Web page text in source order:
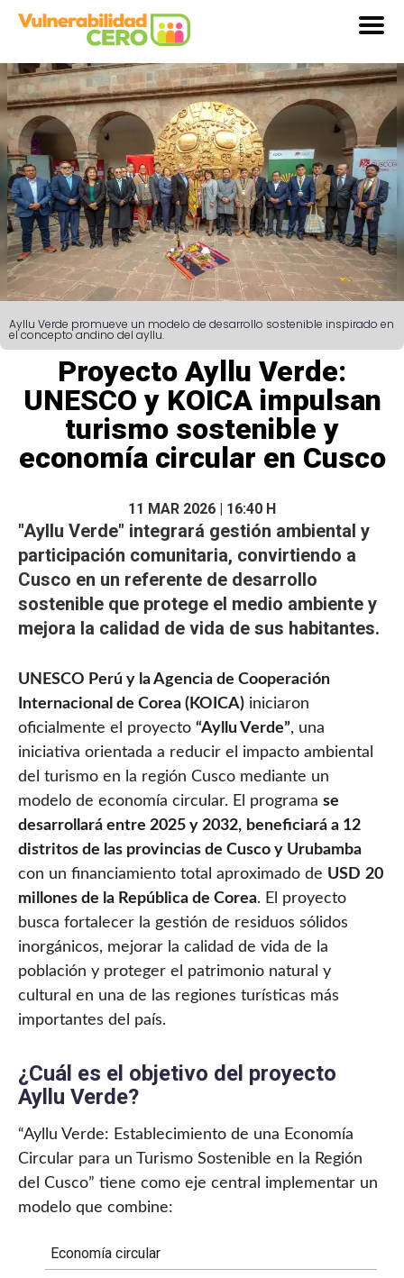
Ayllu Verde promueve un modelo de desarrollo sostenible inspirado en
el concepto andino del ayllu.
Proyecto Ayllu Verde:
UNESCO y KOICA impulsan
turismo sostenible y
economía circular en Cusco
11 MAR 2026 | 16:40 H
"Ayllu Verde" integrará gestión ambiental y
participación comunitaria, convirtiendo a
Cusco en un referente de desarrollo
sostenible que protege el medio ambiente y
mejora la calidad de vida de sus habitantes.
UNESCO Perú y la Agencia de Cooperación
Internacional de Corea (KOICA) iniciaron
oficialmente el proyecto “Ayllu Verde”, una
iniciativa orientada a reducir el impacto ambiental
del turismo en la región Cusco mediante un
modelo de economía circular. El programa se
desarrollará entre 2025 y 2032, beneficiará a 12
distritos de las provincias de Cusco y Urubamba
con un financiamiento total aproximado de USD 20
millones de la República de Corea. El proyecto
busca fortalecer la gestión de residuos sólidos
inorgánicos, mejorar la calidad de vida de la
población y proteger el patrimonio natural y
cultural en una de las regiones turísticas más
importantes del país.
¿Cuál es el objetivo del proyecto
Ayllu Verde?
“Ayllu Verde: Establecimiento de una Economía
Circular para un Turismo Sostenible en la Región
del Cusco” tiene como eje central implementar un
modelo que combine:
Economía circular